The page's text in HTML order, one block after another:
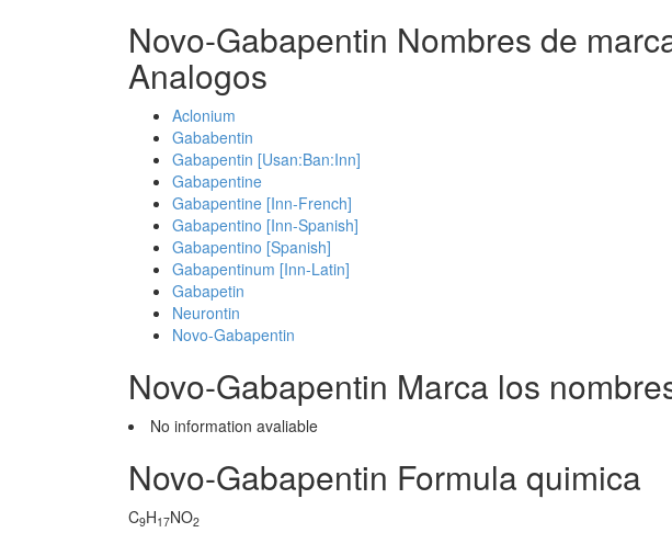
Novo-Gabapentin Nombres de
Analogos
Aclonium
Gababentin
Gabapentin [Usan:Ban:Inn]
Gabapentine
Gabapentine [Inn-French]
Gabapentino [Inn-Spanish]
Gabapentino [Spanish]
Gabapentinum [Inn-Latin]
Gabapetin
Neurontin
Novo-Gabapentin
Novo-Gabapentin Marca los
No information avaliable
Novo-Gabapentin Formula quimica
C9H17NO2